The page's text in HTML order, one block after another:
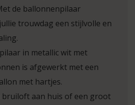
de ballonnenpilaar
trouwdag een stijlvolle en
in metallic wit met
is afgewerkt met een
met hartjes.
bruiloft aan huis of een groot